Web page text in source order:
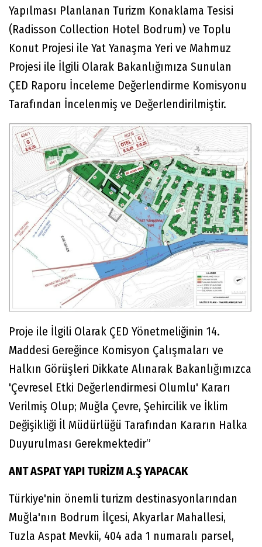
Yapılması Planlanan Turizm Konaklama Tesisi
(Radisson Collection Hotel Bodrum) ve Toplu
Konut Projesi ile Yat Yanaşma Yeri ve Mahmuz
Projesi ile İlgili Olarak Bakanlığımıza Sunulan
ÇED Raporu İnceleme Değerlendirme Komisyonu
Tarafından İncelenmiş ve Değerlendirilmiştir.
Proje ile İlgili Olarak ÇED Yönetmeliğinin 14.
Maddesi Gereğince Komisyon Çalışmaları ve
Halkın Görüşleri Dikkate Alınarak Bakanlığımızca
'Çevresel Etki Değerlendirmesi Olumlu' Kararı
Verilmiş Olup; Muğla Çevre, Şehircilik ve İklim
Değişikliği İl Müdürlüğü Tarafından Kararın Halka
Duyurulması Gerekmektedir”
ANT ASPAT YAPI TURİZM A.Ş YAPACAK
Türkiye'nin önemli turizm destinasyonlarından
Muğla'nın Bodrum İlçesi, Akyarlar Mahallesi,
Tuzla Aspat Mevkii, 404 ada 1 numaralı parsel,